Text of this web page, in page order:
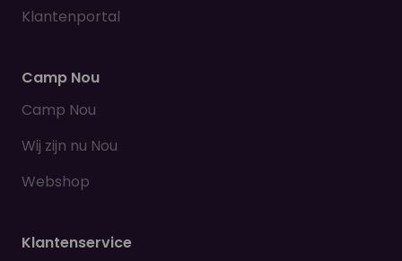
Klantenportal
Camp Nou
Camp Nou
Wij zijn nu Nou
Webshop
Klantenservice